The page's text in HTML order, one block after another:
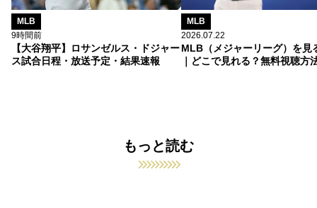
MLB
9時間前
【大谷翔平】ロサンゼルス・ドジャー
ス試合日程・放送予定・結果速報
MLB
2026.07.22
MLB（メジャーリーグ）を見
｜どこで見れる？無料視聴方
もっと読む